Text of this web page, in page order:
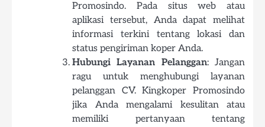
Promosindo. Pada situs web atau
aplikasi tersebut, Anda dapat melihat
informasi terkini tentang lokasi dan
status pengiriman koper Anda.
Hubungi Layanan Pelanggan: Jangan
ragu untuk menghubungi layanan
pelanggan CV. Kingkoper Promosindo
jika Anda mengalami kesulitan atau
memiliki pertanyaan tentang